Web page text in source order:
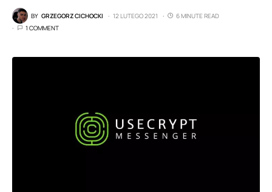
BY GRZEGORZ CICHOCKI 12 LUTEGO 2021
6 MINUTE READ
1 COMMENT